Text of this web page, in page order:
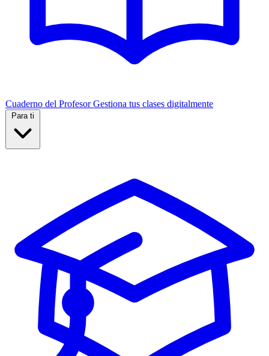
Cuaderno del Profesor Gestiona tus clases digitalmente